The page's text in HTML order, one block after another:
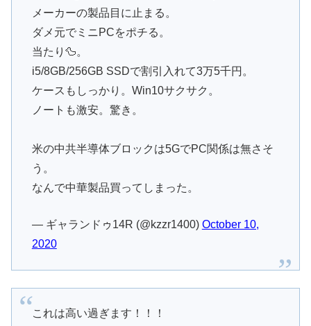
メーカーの製品目に止まる。
ダメ元でミニPCをポチる。
当たり🦆。
i5/8GB/256GB SSDで割引入れて3万5千円。
ケースもしっかり。Win10サクサク。
ノートも激安。驚き。
米の中共半導体ブロックは5GでPC関係は無さそ
う。
なんで中華製品買ってしまった。
— ギャランドゥ14R (@kzzr1400) October 10,
2020
これは高い過ぎます！！！